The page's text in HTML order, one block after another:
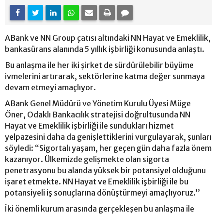
ABank ve NN Group çatısı altındaki NN Hayat ve Emeklilik,
bankasürans alanında 5 yıllık işbirliği konusunda anlaştı.
Bu anlaşma ile her iki şirket de sürdürülebilir büyüme
ivmelerini artırarak, sektörlerine katma değer sunmaya
devam etmeyi amaçlıyor.
ABank Genel Müdürü ve Yönetim Kurulu Üyesi Müge
Öner, Odaklı Bankacılık stratejisi doğrultusunda NN
Hayat ve Emeklilik işbirliği ile sundukları hizmet
yelpazesini daha da genişlettiklerini vurgulayarak, şunları
söyledi: “Sigortalı yaşam, her geçen gün daha fazla önem
kazanıyor. Ülkemizde gelişmekte olan sigorta
penetrasyonu bu alanda yüksek bir potansiyel olduğunu
işaret etmekte. NN Hayat ve Emeklilik işbirliği ile bu
potansiyeli iş sonuçlarına dönüştürmeyi amaçlıyoruz.’’
İki önemli kurum arasında gerçekleşen bu anlaşma ile